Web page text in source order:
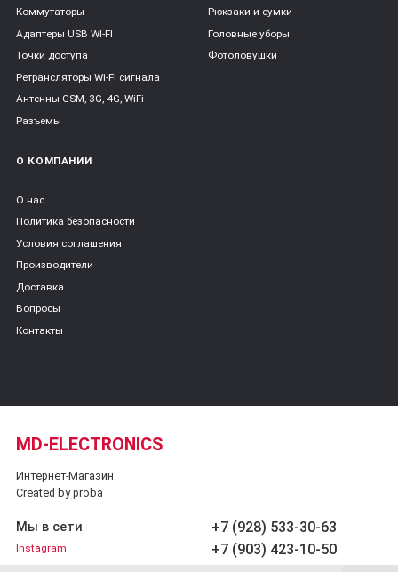
Коммутаторы
Адаптеры USB WI-FI
Точки доступа
Ретрансляторы Wi-Fi сигнала
Антенны GSM, 3G, 4G, WiFi
Разъемы
Рюкзаки и сумки
Головные уборы
Фотоловушки
О КОМПАНИИ
О нас
Политика безопасности
Условия соглашения
Производители
Доставка
Вопросы
Контакты
MD-ELECTRONICS
Интернет-Магазин
Created by proba
+7 (928) 533-30-63
+7 (903) 423-10-50
Мы в сети
Instagram